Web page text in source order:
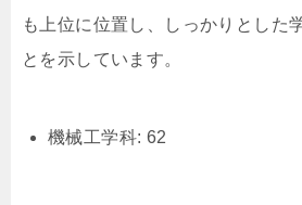
も上位に位置し、しっかりとした
とを示しています。
機械工学科: 62